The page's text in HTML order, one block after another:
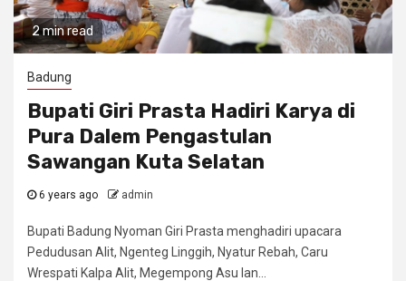
2 min read
Badung
Bupati Giri Prasta Hadiri Karya di
Pura Dalem Pengastulan
Sawangan Kuta Selatan
6 years ago admin
Bupati Badung Nyoman Giri Prasta menghadiri upacara
Pedudusan Alit, Ngenteg Linggih, Nyatur Rebah, Caru
Wrespati Kalpa Alit, Megempong Asu lan...